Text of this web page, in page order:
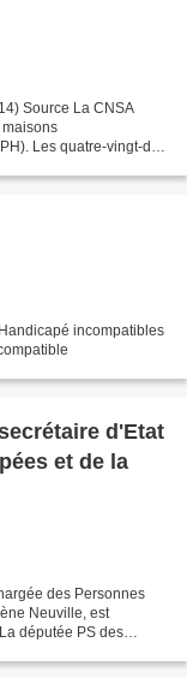
Source La CNSA
Les quatre-vingt-dix-
incompatibles
d'Etat
et de la
des Personnes
Neuville, est
députée PS des